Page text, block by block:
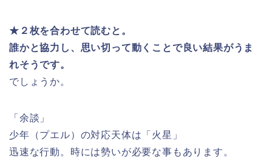
★２枚を合わせて読むと。
誰かと協力し、思い切って動くことで良い結果がうま
れそうです。
でしょうか。
「余談」
少年（プエル）の対応天体は「火星」
迅速な行動。時には勢いが必要な事もあります。